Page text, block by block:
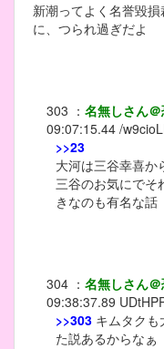
新潮ってよく名誉毀
に、つられ過ぎだよ
303 ： 名無しさん
09:07:15.44 /
>>23
大河は三谷幸喜か
三谷のお気にでそ
きなのも有名な話
304 ： 名無しさん
09:38:37.89
>>303 キムタク
た説あるからなぁ